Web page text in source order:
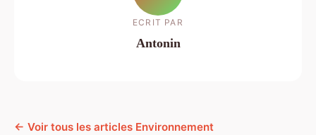
ECRIT PAR
Antonin
← Voir tous les articles Environnement